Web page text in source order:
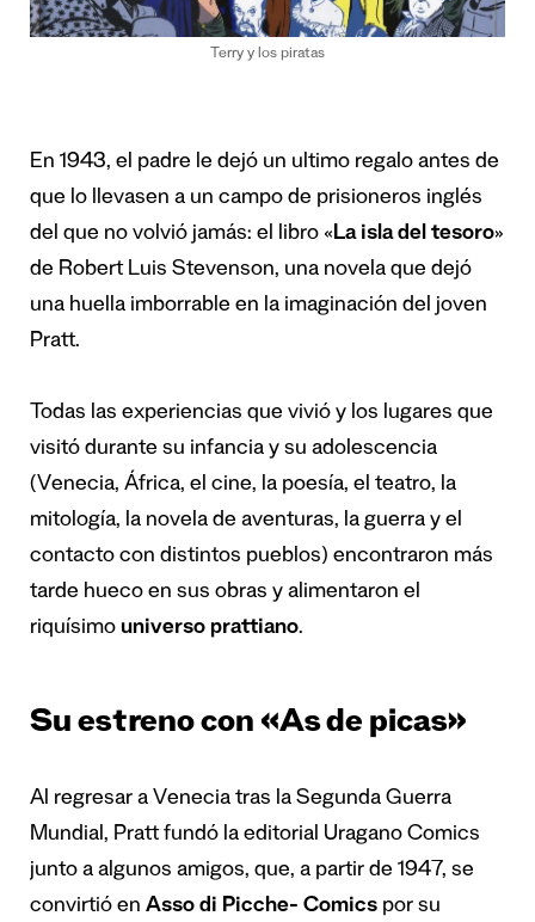
Terry y los piratas
En 1943, el padre le dejó un ultimo regalo antes de
que lo llevasen a un campo de prisioneros inglés
del que no volvió jamás: el libro «La isla del tesoro»
de Robert Luis Stevenson, una novela que dejó
una huella imborrable en la imaginación del joven
Pratt.
Todas las experiencias que vivió y los lugares que
visitó durante su infancia y su adolescencia
(Venecia, África, el cine, la poesía, el teatro, la
mitología, la novela de aventuras, la guerra y el
contacto con distintos pueblos) encontraron más
tarde hueco en sus obras y alimentaron el
riquísimo universo prattiano.
Su estreno con «As de picas»
Al regresar a Venecia tras la Segunda Guerra
Mundial, Pratt fundó la editorial Uragano Comics
junto a algunos amigos, que, a partir de 1947, se
convirtió en Asso di Picche- Comics por su